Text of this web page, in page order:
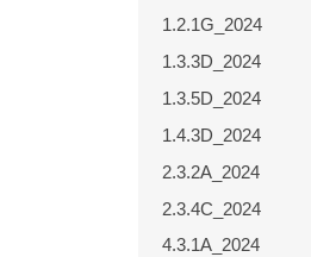
1.2.1G_2024
1.3.3D_2024
1.3.5D_2024
1.4.3D_2024
2.3.2A_2024
2.3.4C_2024
4.3.1A_2024